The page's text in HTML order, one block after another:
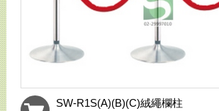
SW-R1S(A)(B)(C)絨繩欄柱